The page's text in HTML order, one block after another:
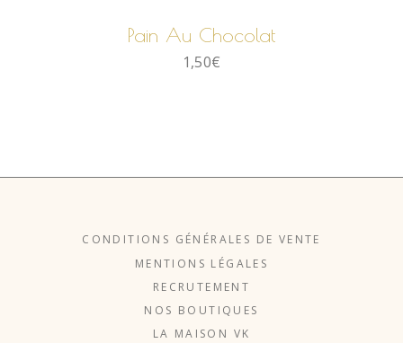
Pain Au Chocolat
1,50€
CONDITIONS GÉNÉRALES DE VENTE
MENTIONS LÉGALES
RECRUTEMENT
NOS BOUTIQUES
LA MAISON VK